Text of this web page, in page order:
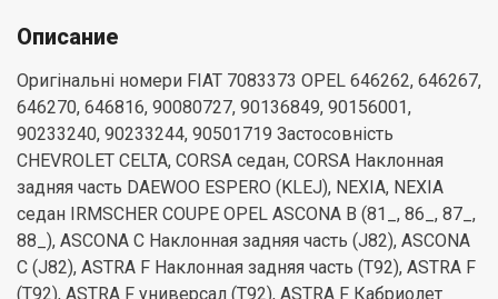
Описание
Оригінальні номери FIAT 7083373 OPEL 646262, 646267,
646270, 646816, 90080727, 90136849, 90156001,
90233240, 90233244, 90501719 Застосовність
CHEVROLET CELTA, CORSA седан, CORSA Наклонная
задняя часть DAEWOO ESPERO (KLEJ), NEXIA, NEXIA
седан IRMSCHER COUPE OPEL ASCONA B (81_, 86_, 87_,
88_), ASCONA C Наклонная задняя часть (J82), ASCONA
C (J82), ASTRA F Наклонная задняя часть (T92), ASTRA F
(T92), ASTRA F универсал (T92), ASTRA F Кабриолет